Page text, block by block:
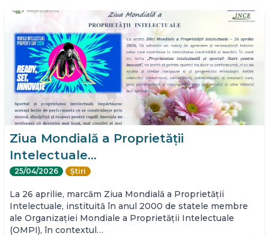
Ziua Mondială a Proprietății
Intelectuale…
25/04/2026 Știri
La 26 aprilie, marcăm Ziua Mondială a Proprietății
Intelectuale, instituită în anul 2000 de statele membre
ale Organizației Mondiale a Proprietății Intelectuale
(OMPI), în contextul…